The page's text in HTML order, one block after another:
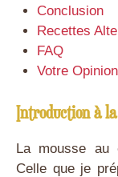
Conclusion
Recettes
FAQ
Votre
Introduction à la
La mousse au
Celle que je